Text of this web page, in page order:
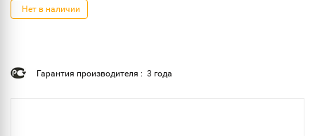
Нет в наличии
Гарантия производителя : 3 года